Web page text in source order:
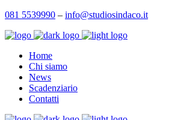
081 5539990 – info@studiosindaco.it
Home
Chi siamo
News
Scadenziario
Contatti